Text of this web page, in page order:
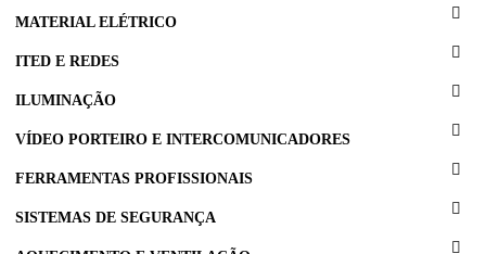
MATERIAL ELÉTRICO
ITED E REDES
ILUMINAÇÃO
VÍDEO PORTEIRO E INTERCOMUNICADORES
FERRAMENTAS PROFISSIONAIS
SISTEMAS DE SEGURANÇA